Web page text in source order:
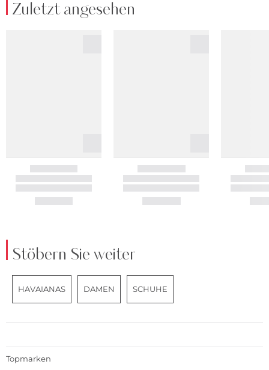
Zuletzt angesehen
Stöbern Sie weiter
HAVAIANAS DAMEN SCHUHE
Topmarken